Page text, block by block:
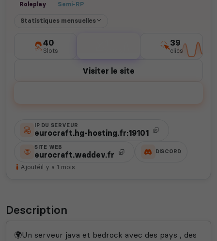
Roleplay
Semi-RP
Statistiques mensuelles
40
Slots
39
clics
Visiter le site
IP DU SERVEUR
eurocraft.hg-hosting.fr:19101
SITE WEB
eurocraft.waddev.fr DISCORD
Ajoutéil y a 1 mois
Description
🌍Un serveur java et bedrock avec des pays , des